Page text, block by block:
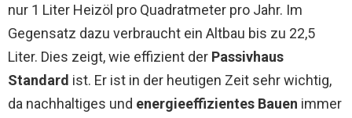
nur 1 Liter Heizöl pro Quadratmeter pro Jahr. Im
Gegensatz dazu verbraucht ein Altbau bis zu 22,5
Liter. Dies zeigt, wie effizient der Passivhaus
Standard ist. Er ist in der heutigen Zeit sehr wichtig,
da nachhaltiges und energieeffizientes Bauen immer